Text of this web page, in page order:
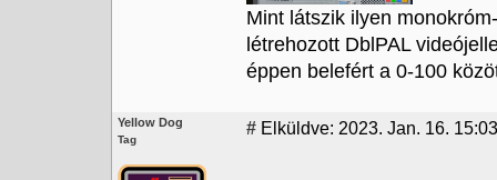
Mint látszik ilyen
létrehozott DblPAL
éppen belefért a 0-100
Yellow Dog
Tag
# Elküldve: 2023. Jan. 16. 15:03